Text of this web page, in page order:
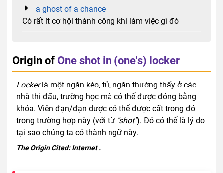
a ghost of a chance
Có rất ít cơ hội thành công khi làm việc gì đó
Origin of One shot in (one's) locker
Lockerlà một ngăn kéo, tủ, ngăn thường thấy ở các
nhà thi đấu, trường học mà có thể được đóng bằng
khóa. Viên đạn/đạn dược có thể được cất trong đó
trong trường hợp này (với từ "shot"). Đó có thể là lý do
tại sao chúng ta có thành ngữ này.
The Origin Cited:Internet.